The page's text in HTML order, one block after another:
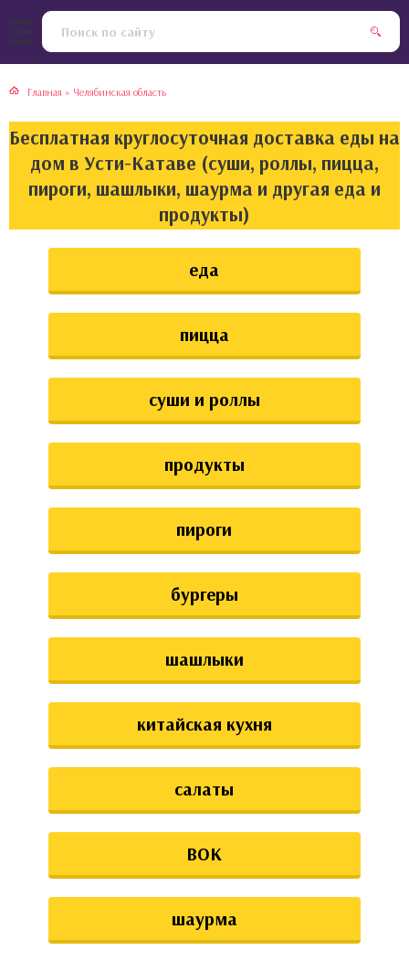
Главная » Челябинская область
Бесплатная круглосуточная доставка еды на
дом в Усти-Катаве (суши, роллы, пицца,
пироги, шашлыки, шаурма и другая еда и
продукты)
еда
пицца
суши и роллы
продукты
пироги
бургеры
шашлыки
китайская кухня
салаты
ВОК
шаурма
кухня
кухня
кухня
кухня
булочки